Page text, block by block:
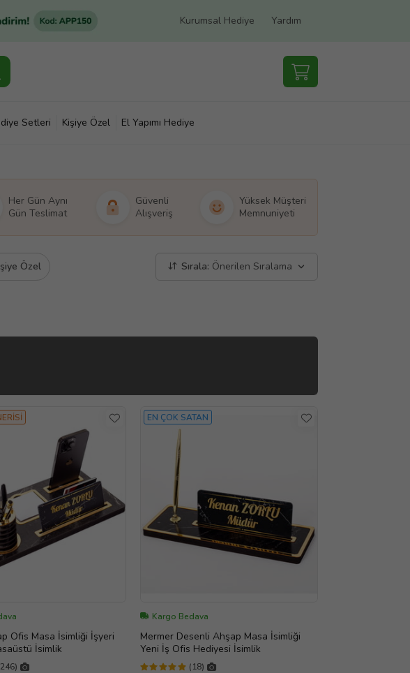
Kurumsal Hediye Yardım
Setleri Kişiye Özel El Yapımı Hediye
Her Gün Aynı
Gün Teslimat
Güvenli
Alışveriş
Yüksek Müşteri
Memnuniyeti
Özel Sırala: Önerilen Sıralama
Ofis Masa İsimliği İşyeri
İsimlik
EN ÇOK SATAN
Kargo Bedava
Mermer Desenli Ahşap Masa İsimliği
Yeni İş Ofis Hediyesi İsimlik
(18)